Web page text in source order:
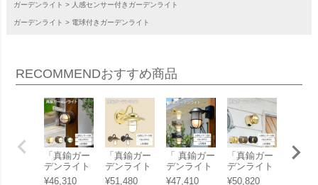
ガーデンライト 人感センサー付きガーデンライト
ガーデンライト 電球付きガーデンライト
RECOMMENDおすすめ商品
「真鍮ガー
デンライト
BH1000LO
¥46,310
「真鍮ガー
デンライト
LED電球 B
¥51,480
「 真鍮ガー
デンライト
BR5000 LE
¥47,410
「真鍮ガー
デンライト
BH1010LO
¥50,820
「真